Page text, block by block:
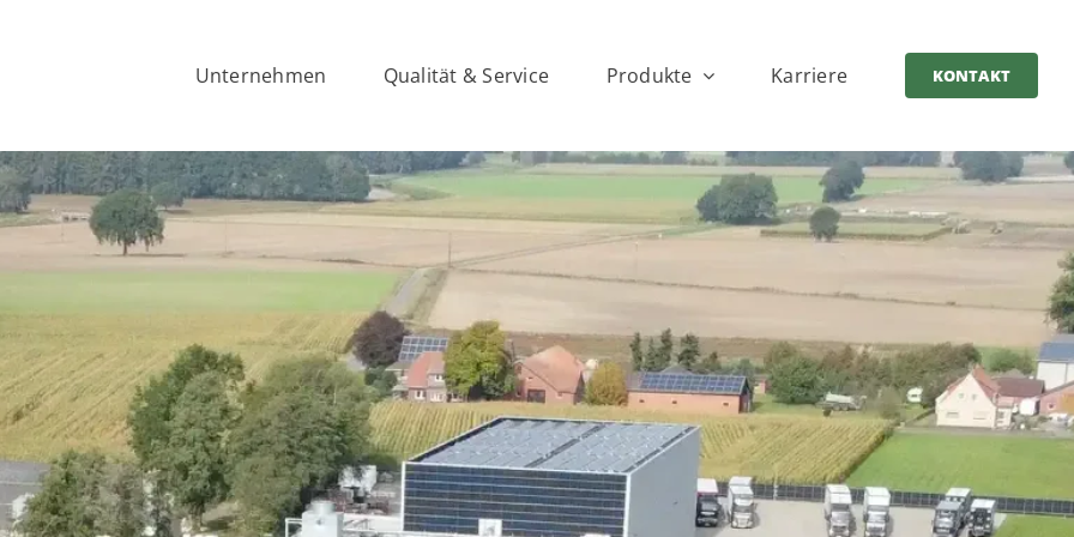
Unternehmen Qualität & Service Produkte Karriere KONTAKT